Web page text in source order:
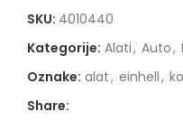
SKU: 4010440
Kategorije: Alati, Auto,
Oznake: alat, einhell,
Share: